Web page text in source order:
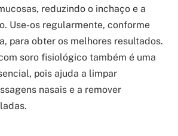
reduzindo o inchaço e a
Use-os regularmente, conforme
para obter os melhores resultados.
soro fisiológico também é uma
pois ajuda a limpar
nasais e a remover